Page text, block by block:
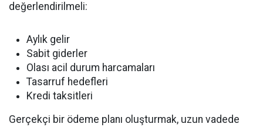
değerlendirilmeli:
Aylık gelir
Sabit giderler
Olası acil durum harcamaları
Tasarruf hedefleri
Kredi taksitleri
Gerçekçi bir ödeme planı oluşturmak, uzun vadede